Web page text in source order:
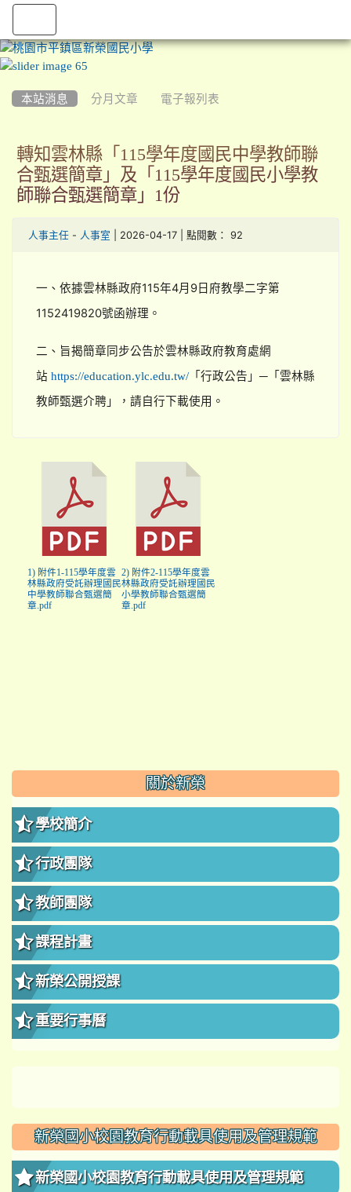
本站消息 分月文章 電子報列表
轉知雲林縣「115學年度國民中學教師聯
合甄選簡章」及「115學年度國民小學教
師聯合甄選簡章」1份
人事主任 - 人事室 | 2026-04-17 | 點閱數： 92
一、依據雲林縣政府115年4月9日府教學二字第
1152419820號函辦理。
二、旨揭簡章同步公告於雲林縣政府教育處網
站 https://education.ylc.edu.tw/ 「行政公告」─「雲林縣
教師甄選介聘」，請自行下載使用。
1) 附件1-115學年度雲
林縣政府受託辦理國民
中學教師聯合甄選簡
章.pdf
2) 附件2-115學年度雲
林縣政府受託辦理國民
小學教師聯合甄選簡
章.pdf
::: 關於新榮
學校簡介
行政團隊
教師團隊
課程計畫
新榮公開授課
重要行事曆
新榮國小校園教育行動載具使用及管理規範
新榮國小校園教育行動載具使用及管理規範